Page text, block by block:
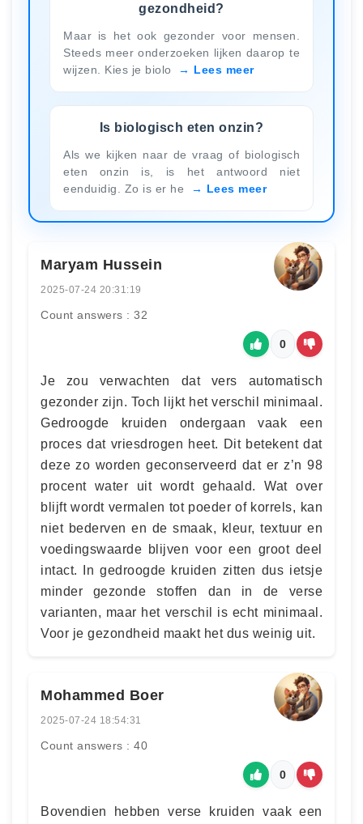
gezondheid?
Maar is het ook gezonder voor mensen.
Steeds meer onderzoeken lijken daarop te
wijzen. Kies je biolo
Lees meer
Is biologisch eten onzin?
Als we kijken naar de vraag of biologisch
eten onzin is, is het antwoord niet
eenduidig. Zo is er he
Lees meer
Maryam Hussein
2025-07-24 20:31:19
Count answers : 32
0
Je zou verwachten dat vers automatisch
gezonder zijn. Toch lijkt het verschil minimaal.
Gedroogde kruiden ondergaan vaak een
proces dat vriesdrogen heet. Dit betekent dat
deze zo worden geconserveerd dat er z’n 98
procent water uit wordt gehaald. Wat over
blijft wordt vermalen tot poeder of korrels, kan
niet bederven en de smaak, kleur, textuur en
voedingswaarde blijven voor een groot deel
intact. In gedroogde kruiden zitten dus ietsje
minder gezonde stoffen dan in de verse
varianten, maar het verschil is echt minimaal.
Voor je gezondheid maakt het dus weinig uit.
Mohammed Boer
2025-07-24 18:54:31
Count answers : 40
0
Bovendien hebben verse kruiden vaak een